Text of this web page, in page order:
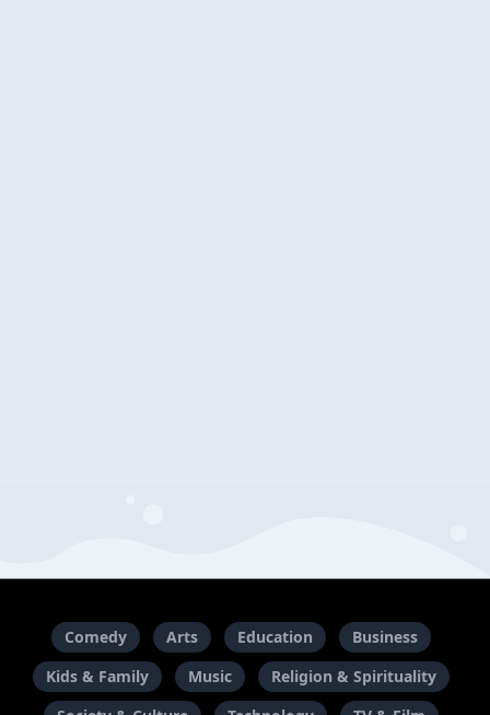
Comedy Arts Education
Business
Kids & Family
Music
Religion & Spirituality